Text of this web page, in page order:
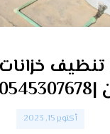
أكتوبر 15, 2023